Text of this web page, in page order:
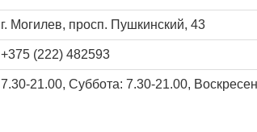
г. Могилев, просп. Пушкинский, 43
+375 (222) 482593
7.30-21.00, Суббота: 7.30-21.00,